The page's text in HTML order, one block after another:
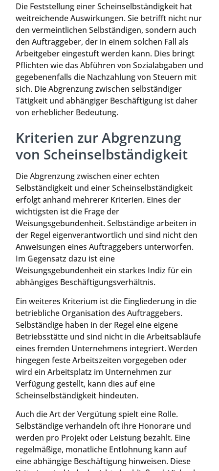
Die Feststellung einer Scheinselbständigkeit hat
weitreichende Auswirkungen. Sie betrifft nicht nur
den vermeintlichen Selbständigen, sondern auch
den Auftraggeber, der in einem solchen Fall als
Arbeitgeber eingestuft werden kann. Dies bringt
Pflichten wie das Abführen von Sozialabgaben und
gegebenenfalls die Nachzahlung von Steuern mit
sich. Die Abgrenzung zwischen selbständiger
Tätigkeit und abhängiger Beschäftigung ist daher
von erheblicher Bedeutung.
Kriterien zur Abgrenzung
von Scheinselbständigkeit
Die Abgrenzung zwischen einer echten
Selbständigkeit und einer Scheinselbständigkeit
erfolgt anhand mehrerer Kriterien. Eines der
wichtigsten ist die Frage der
Weisungsgebundenheit. Selbständige arbeiten in
der Regel eigenverantwortlich und sind nicht den
Anweisungen eines Auftraggebers unterworfen.
Im Gegensatz dazu ist eine
Weisungsgebundenheit ein starkes Indiz für ein
abhängiges Beschäftigungsverhältnis.
Ein weiteres Kriterium ist die Eingliederung in die
betriebliche Organisation des Auftraggebers.
Selbständige haben in der Regel eine eigene
Betriebsstätte und sind nicht in die Arbeitsabläufe
eines fremden Unternehmens integriert. Werden
hingegen feste Arbeitszeiten vorgegeben oder
wird ein Arbeitsplatz im Unternehmen zur
Verfügung gestellt, kann dies auf eine
Scheinselbständigkeit hindeuten.
Auch die Art der Vergütung spielt eine Rolle.
Selbständige verhandeln oft ihre Honorare und
werden pro Projekt oder Leistung bezahlt. Eine
regelmäßige, monatliche Entlohnung kann auf
eine abhängige Beschäftigung hinweisen. Diese